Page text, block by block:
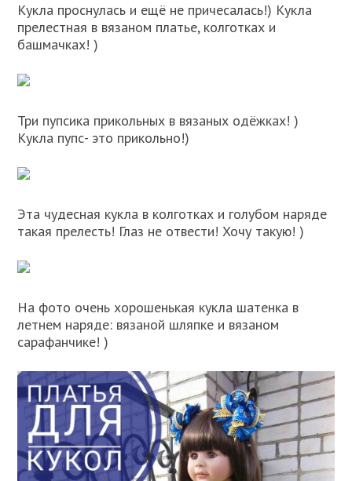
Кукла проснулась и ещё не причесалась!) Кукла
прелестная в вязаном платье, колготках и
башмачках! )
Три пупсика прикольных в вязаных одёжках! )
Кукла пупс- это прикольно!)
Эта чудесная кукла в колготках и голубом наряде
такая прелесть! Глаз не отвести! Хочу такую! )
На фото очень хорошенькая кукла шатенка в
летнем наряде: вязаной шляпке и вязаном
сарафанчике! )